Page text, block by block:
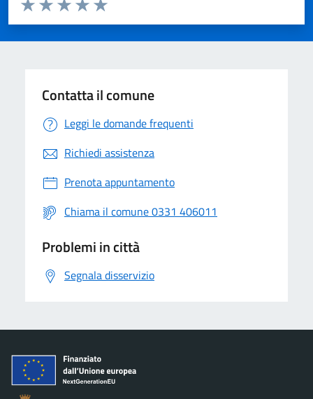
Valuta 5 stelle su 5
Valuta 4 stelle su 5
Valuta 3 stelle su 5
Valuta 2 stelle su 5
Valuta 1 stelle su 5
Contatta il comune
Leggi le domande frequenti
Richiedi assistenza
Prenota appuntamento
Chiama il comune 0331 406011
Problemi in città
Segnala disservizio